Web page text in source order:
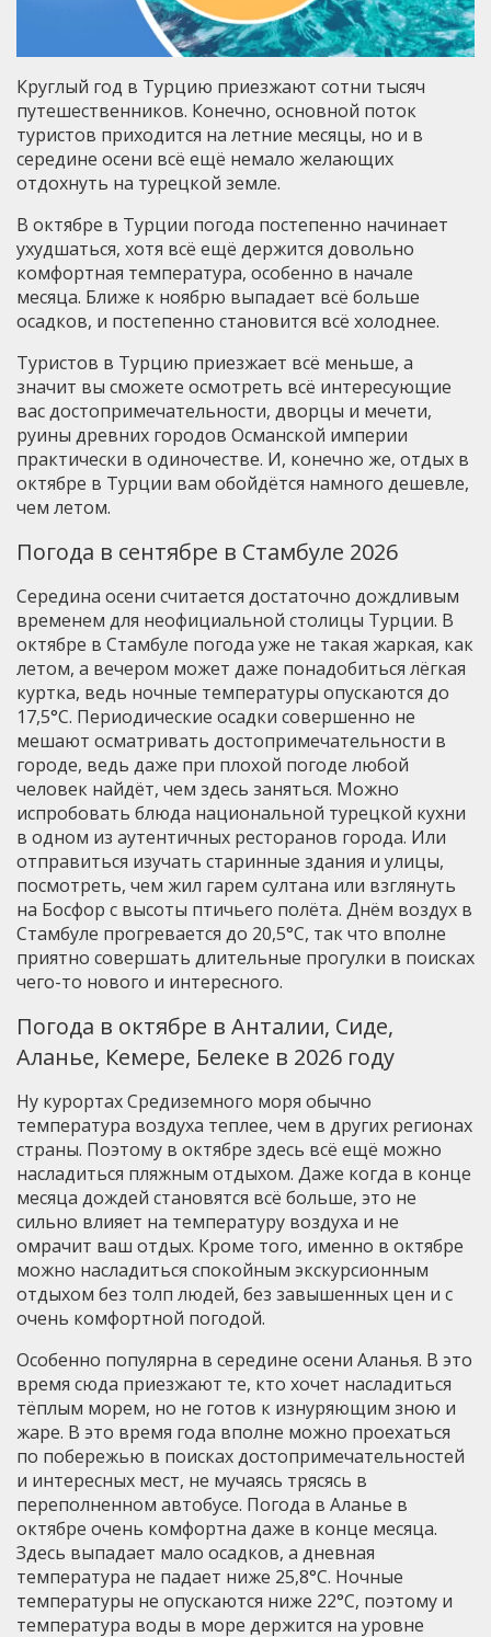
Круглый год в Турцию приезжают сотни тысяч
путешественников. Конечно, основной поток
туристов приходится на летние месяцы, но и в
середине осени всё ещё немало желающих
отдохнуть на турецкой земле.
В октябре в Турции погода постепенно начинает
ухудшаться, хотя всё ещё держится довольно
комфортная температура, особенно в начале
месяца. Ближе к ноябрю выпадает всё больше
осадков, и постепенно становится всё холоднее.
Туристов в Турцию приезжает всё меньше, а
значит вы сможете осмотреть всё интересующие
вас достопримечательности, дворцы и мечети,
руины древних городов Османской империи
практически в одиночестве. И, конечно же, отдых в
октябре в Турции вам обойдётся намного дешевле,
чем летом.
Погода в сентябре в Стамбуле 2026
Середина осени считается достаточно дождливым
временем для неофициальной столицы Турции. В
октябре в Стамбуле погода уже не такая жаркая, как
летом, а вечером может даже понадобиться лёгкая
куртка, ведь ночные температуры опускаются до
17,5°C. Периодические осадки совершенно не
мешают осматривать достопримечательности в
городе, ведь даже при плохой погоде любой
человек найдёт, чем здесь заняться. Можно
испробовать блюда национальной турецкой кухни
в одном из аутентичных ресторанов города. Или
отправиться изучать старинные здания и улицы,
посмотреть, чем жил гарем султана или взглянуть
на Босфор с высоты птичьего полёта. Днём воздух в
Стамбуле прогревается до 20,5°C, так что вполне
приятно совершать длительные прогулки в поисках
чего-то нового и интересного.
Погода в октябре в Анталии, Сиде,
Аланье, Кемере, Белеке в 2026 году
Ну курортах Средиземного моря обычно
температура воздуха теплее, чем в других регионах
страны. Поэтому в октябре здесь всё ещё можно
насладиться пляжным отдыхом. Даже когда в конце
месяца дождей становятся всё больше, это не
сильно влияет на температуру воздуха и не
омрачит ваш отдых. Кроме того, именно в октябре
можно насладиться спокойным экскурсионным
отдыхом без толп людей, без завышенных цен и с
очень комфортной погодой.
Особенно популярна в середине осени Аланья. В это
время сюда приезжают те, кто хочет насладиться
тёплым морем, но не готов к изнуряющим зною и
жаре. В это время года вполне можно проехаться
по побережью в поисках достопримечательностей
и интересных мест, не мучаясь трясясь в
переполненном автобусе. Погода в Аланье в
октябре очень комфортна даже в конце месяца.
Здесь выпадает мало осадков, а дневная
температура не падает ниже 25,8°C. Ночные
температуры не опускаются ниже 22°C, поэтому и
температура воды в море держится на уровне